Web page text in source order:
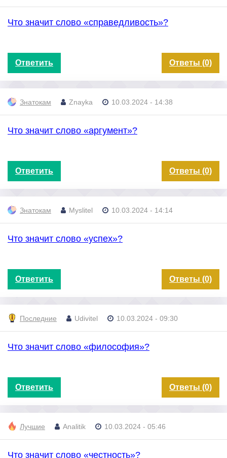
Что значит слово «справедливость»?
Ответить Ответы (0)
Знатокам Znayka 10.03.2024 - 14:38
Что значит слово «аргумент»?
Ответить Ответы (0)
Знатокам Myslitel 10.03.2024 - 14:14
Что значит слово «успех»?
Ответить Ответы (0)
Последние Udivitel 10.03.2024 - 09:30
Что значит слово «философия»?
Ответить Ответы (0)
Лучшие Analitik 10.03.2024 - 05:46
Что значит слово «честность»?